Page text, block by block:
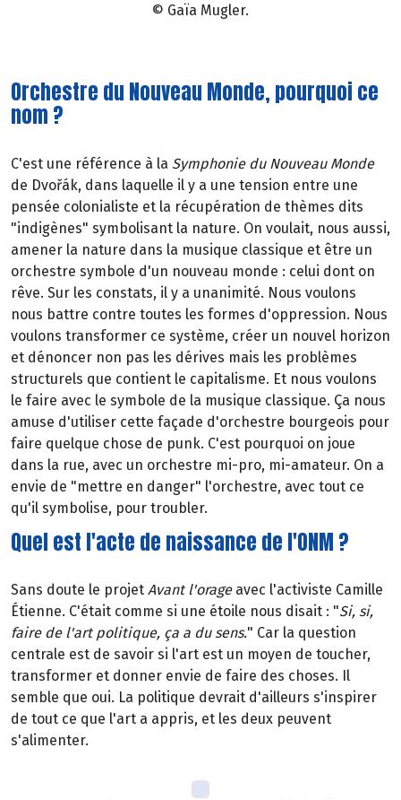
© Gaïa Mugler.
Orchestre du Nouveau Monde, pourquoi ce
nom ?
C'est une référence à la Symphonie du Nouveau Monde
de Dvořák, dans laquelle il y a une tension entre une
pensée colonialiste et la récupération de thèmes dits
"indigènes" symbolisant la nature. On voulait, nous aussi,
amener la nature dans la musique classique et être un
orchestre symbole d'un nouveau monde : celui dont on
rêve. Sur les constats, il y a unanimité. Nous voulons
nous battre contre toutes les formes d'oppression. Nous
voulons transformer ce système, créer un nouvel horizon
et dénoncer non pas les dérives mais les problèmes
structurels que contient le capitalisme. Et nous voulons
le faire avec le symbole de la musique classique. Ça nous
amuse d'utiliser cette façade d'orchestre bourgeois pour
faire quelque chose de punk. C'est pourquoi on joue
dans la rue, avec un orchestre mi-pro, mi-amateur. On a
envie de "mettre en danger" l'orchestre, avec tout ce
qu'il symbolise, pour troubler.
Quel est l'acte de naissance de l'ONM ?
Sans doute le projet Avant l'orageavec l'activiste Camille
Étienne. C'était comme si une étoile nous disait : "Si, si,
faire de l'art politique, ça a du sens." Car la question
centrale est de savoir si l'art est un moyen de toucher,
transformer et donner envie de faire des choses. Il
semble que oui. La politique devrait d'ailleurs s'inspirer
de tout ce que l'art a appris, et les deux peuvent
s'alimenter.